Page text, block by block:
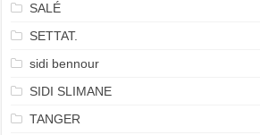
SALÉ
SETTAT.
sidi bennour
SIDI SLIMANE
TANGER